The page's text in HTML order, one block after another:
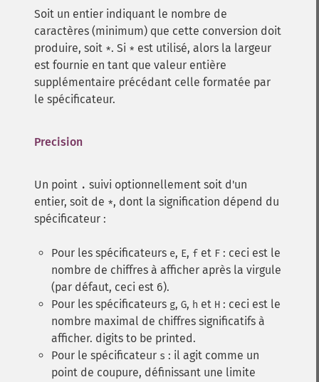
Soit un entier indiquant le nombre de
caractères (minimum) que cette conversion doit
produire, soit *. Si * est utilisé, alors la largeur
est fournie en tant que valeur entière
supplémentaire précédant celle formatée par
le spécificateur.
Precision
Un point . suivi optionnellement soit d'un
entier, soit de *, dont la signification dépend du
spécificateur :
Pour les spécificateurs e, E, f et F : ceci est le
nombre de chiffres à afficher après la virgule
(par défaut, ceci est 6).
Pour les spécificateurs g, G, h et H : ceci est le
nombre maximal de chiffres significatifs à
afficher. digits to be printed.
Pour le spécificateur s : il agit comme un
point de coupure, définissant une limite